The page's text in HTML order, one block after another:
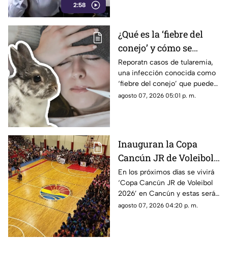
2:58
evidencia, nadie puede.
¿Qué es la ‘fiebre del
conejo’ y cómo se
contagia? Reportan
casos de tularemia y
genera alerta en la
población
Reporatn casos de tularemia,
una infección conocida como
‘fiebre del conejo’ que puede
resultar muy grave. Te
agosto 07, 2026 05:01 p. m.
Inauguran la Copa
Cancún JR de Voleibol
2026 en Cancún; aquí
las fechas, categorías y
premios
En los próximos días se vivirá
‘Copa Cancún JR de Voleibol
2026’ en Cancún y estas serán
las fechas, las categorías y los
agosto 07, 2026 04:20 p. m.